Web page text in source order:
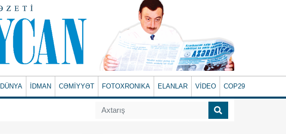
DÜNYA İDMAN CƏMİYYƏT FOTOXRONIKA ELANLAR VİDEO COP29